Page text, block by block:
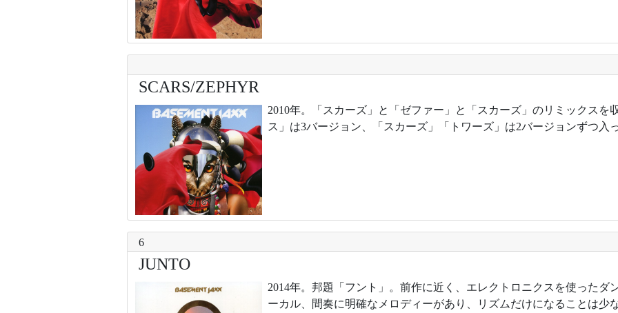
SCARS/ZEPHYR
2010年。「スカーズ」と「ゼファー」と「スカーズ」のリミックスを
ス」は3バージョン、「スカーズ」「トワーズ」は2バージョンずつ入
6
JUNTO
2014年。邦題「フント」。前作に近く、エレクトロニクスを使ったダ
ーカル、間奏に明確なメロディーがあり、リズムだけになることは少